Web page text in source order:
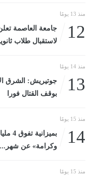
منذ 13 يومًا
12
جامعة العاصمة
لاستقبال طلاب ثانوية
منذ 14 يومًا
13
جوتيريش: الشرق
بوقف القتال فورا
منذ 15 يومًا
14
وكرامة» عن شهر... الثلاثاء، 14
منذ 15 يومًا